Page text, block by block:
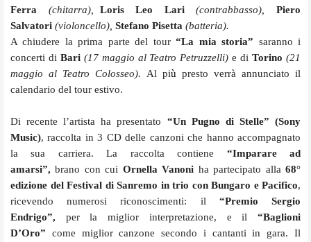
Ferra
(chitarra), Loris Leo Lari (contrabbasso),
Piero
Salvatori (violoncello), Stefano Pisetta (batteria).
A chiudere la prima parte del tour“La mia storia” saranno i
concerti di Bari (17 maggio al Teatro Petruzzelli)e diTorino (21
maggio al Teatro Colosseo). Al più presto verrà annunciato il
calendario del tour estivo.
Di recente l’artista ha presentato “Un Pugno di Stelle” (Sony
Music), raccolta in 3 CD delle canzoni che hanno accompagnato
la sua carriera. La raccolta contiene “Imparare ad
amarsi”,brano con cui Ornella Vanoni ha partecipato alla68°
edizione del Festival di Sanremo in trio con Bungaro e Pacifico,
ricevendo numerosi riconoscimenti: il “Premio Sergio
Endrigo”, per la miglior interpretazione, e il “Baglioni
D’Oro” come miglior canzone secondo i cantanti in gara. Il